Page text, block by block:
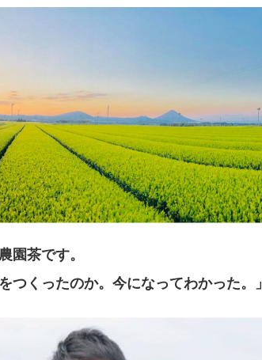
園茶です。
つくったのか。今になってわかった。」